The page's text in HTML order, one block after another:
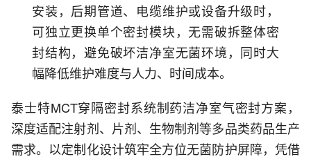
安装，后期管道、电缆维护或设备升级时，
可独立更换单个密封模块，无需破拆整体密
封结构，避免破坏洁净室无菌环境，同时大
幅降低维护难度与人力、时间成本。
泰士特MCT穿隔密封系统制药洁净室气密封方案，
深度适配注射剂、片剂、生物制剂等多品类药品生产
需求。以定制化设计筑牢全方位无菌防护屏障，凭借